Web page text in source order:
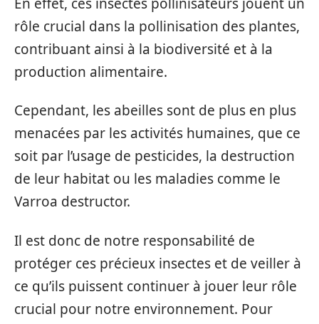
rôle crucial dans la pollinisation des plantes,
contribuant ainsi à la biodiversité et à la
production alimentaire.
Cependant, les abeilles sont de plus en plus
menacées par les activités humaines, que ce
soit par l’usage de pesticides, la destruction
de leur habitat ou les maladies comme le
Varroa destructor.
Il est donc de notre responsabilité de
protéger ces précieux insectes et de veiller à
ce qu’ils puissent continuer à jouer leur rôle
crucial pour notre environnement. Pour